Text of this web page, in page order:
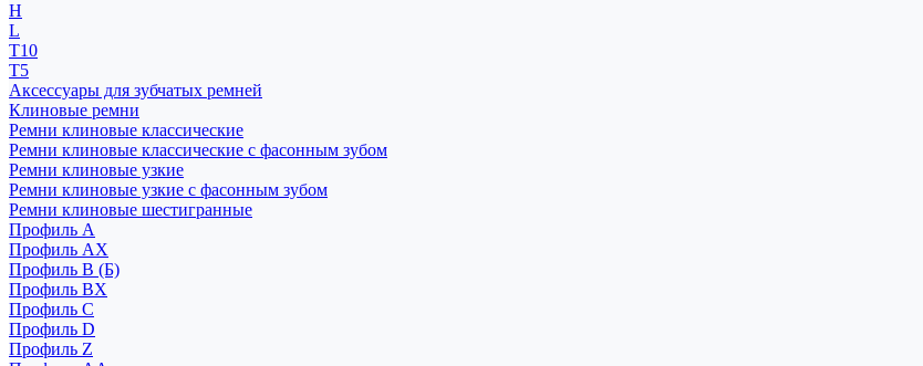
H
L
T10
T5
Аксессуары для зубчатых ремней
Клиновые ремни
Ремни клиновые классические
Ремни клиновые классические с фасонным зубом
Ремни клиновые узкие
Ремни клиновые узкие с фасонным зубом
Ремни клиновые шестигранные
Профиль A
Профиль AX
Профиль B (Б)
Профиль BX
Профиль C
Профиль D
Профиль Z